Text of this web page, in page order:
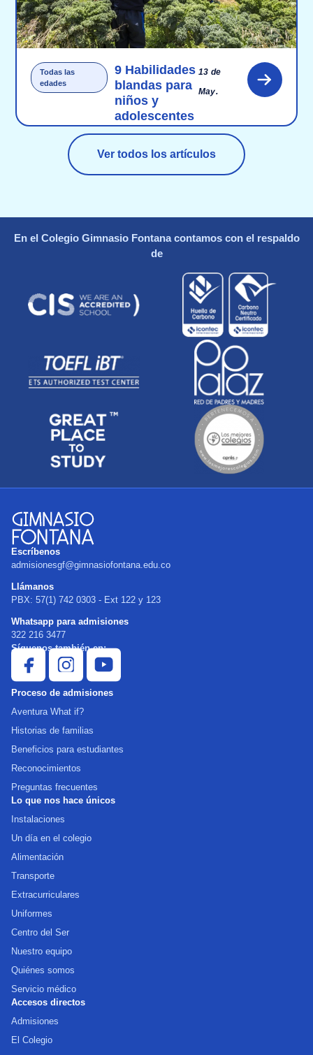
Todas las
edades
9 Habilidades
blandas para
niños y
adolescentes
13 de
May.
Ver todos los artículos
En el Colegio Gimnasio Fontana contamos con el respaldo
de
Escríbenos
admisionesgf@gimnasiofontana.edu.co
Llámanos
PBX: 57(1) 742 0303 - Ext 122 y 123
Whatsapp para admisiones
322 216 3477
Síguenos también en:
Proceso de admisiones
Aventura What if?
Historias de familias
Beneficios para estudiantes
Reconocimientos
Preguntas frecuentes
Lo que nos hace únicos
Instalaciones
Un día en el colegio
Alimentación
Transporte
Extracurriculares
Uniformes
Centro del Ser
Nuestro equipo
Quiénes somos
Servicio médico
Accesos directos
Admisiones
El Colegio